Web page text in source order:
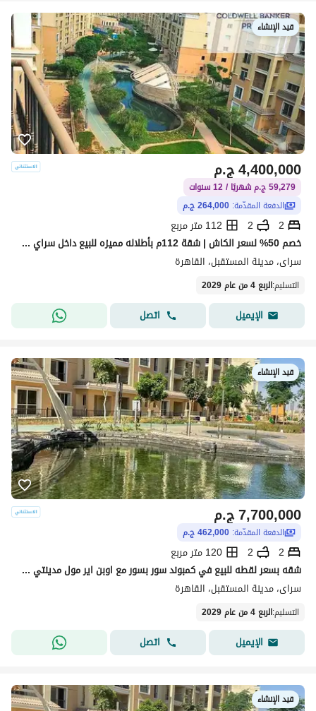
قيد الإنشاء
ج.م4,400,000
59,279 ج.م شهريًا / 12 سنوات
الدفعة المقدّمة: 264,000 ج.م
2
2
112 متر مربع
خصم 50% لسعر الكاش | شقة 112م بأطلاله مميزه للبيع داخل سراي - مرحلة Esse (Sheya) - القاهره الجديده - التجمع الخامس - 2 غرف
سراى، مدينة المستقبل، القاهرة
التسليم:الربع 4 من عام 2029
الإيميل اتصل
قيد الإنشاء
ج.م7,700,000
الدفعة المقدّمة: 462,000 ج.م
2
2
120 متر مربع
شقه بسعر لقطه للبيع في كمبوند سور بسور مع اوبن اير مول مدينتي وعلي طريق السويس مباشره
سراى، مدينة المستقبل، القاهرة
التسليم:الربع 4 من عام 2029
الإيميل اتصل
قيد الإنشاء